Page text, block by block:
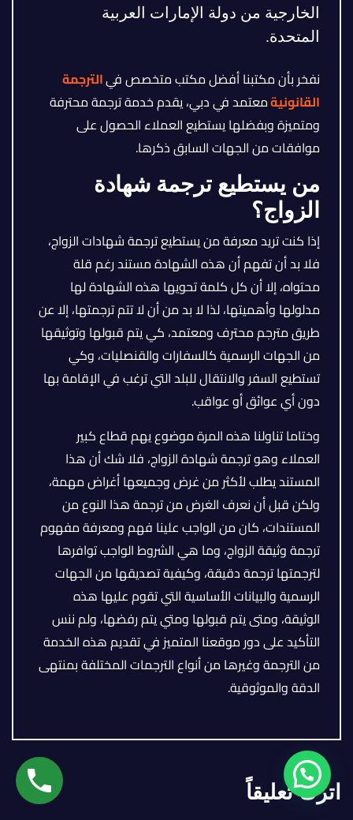
الخارجية من دولة الإمارات العربية
المتحدة.
نفخر بأن مكتبنا أفضل مكتب متخصص فيالترجمة
القانونيةمعتمد في دبي، يقدم خدمة ترجمة محترفة
ومتميزة وبفضلها يستطيع العملاء الحصول على
موافقات من الجهات السابق ذكرها.
من يستطيع ترجمة شهادة
الزواج؟
إذا كنت تريد معرفة من يستطيع ترجمة شهادات الزواج،
فلا بد أن تفهم أن هذه الشهادة مستند رغم قلة
محتواه، إلا أن كل كلمة تحويها هذه الشهادة لها
مدلولها وأهميتها، لذا لا بد من أن لا تتم ترجمتها، إلا عن
طريق مترجم محترف ومعتمد، كي يتم قبولها وتوثيقها
من الجهات الرسمية كالسفارات والقنصليات، وكي
تستطيع السفر والانتقال للبلد التي ترغب في الإقامة بها
دون أي عوائق أو عواقب.
وختاما تناولنا هذه المرة موضوع يهم قطاع كبير
العملاء وهو ترجمة شهادة الزواج، فلا شك أن هذا
المستند يطلب لأكثر من غرض وجميعها أغراض مهمة،
ولكن قبل أن نعرف الغرض من ترجمة هذا النوع من
المستندات، كان من الواجب علينا فهم ومعرفة مفهوم
ترجمة وثيقة الزواج، وما هي الشروط الواجب توافرها
لترجمتها ترجمة دقيقة، وكيفية تصديقها من الجهات
الرسمية والبيانات الأساسية التي تقوم عليها هذه
الوثيقة، ومتى يتم قبولها ومتي يتم رفضها، ولم ننس
التأكيد على دور موقعنا المتميز في تقديم هذه الخدمة
من الترجمة وغيرها من أنواع الترجمات المختلفة بمنتهى
الدقة والموثوقية.
اترك تعليقاً